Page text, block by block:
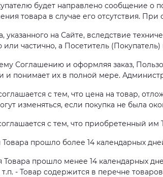
будет направлено сообщение о
товара в случае его отсутствия.
указанного на Сайте, вследствие
или частично, а Посетитель
Соглашению и оформляя заказ,
и понимает их в полной мере.
с тем, что цена на товар,
изменяться, если покупка не была
с тем, что приобретенный
прошло более 14 календарных
прошло менее 14 календарных
- Товар содержится в перечне